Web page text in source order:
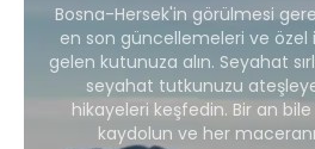
Bosna-Hersek'in görülmesi
en son güncellemeleri ve
gelen kutunuza alın. Seyahat
seyahat tutkunuzu
hikayeleri keşfedin. Bir an
kaydolun ve her